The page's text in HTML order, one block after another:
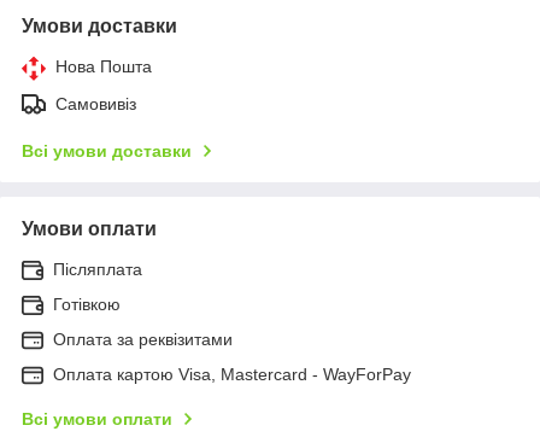
Умови доставки
Нова Пошта
Самовивіз
Всі умови доставки
Умови оплати
Післяплата
Готівкою
Оплата за реквізитами
Оплата картою Visa, Mastercard - WayForPay
Всі умови оплати